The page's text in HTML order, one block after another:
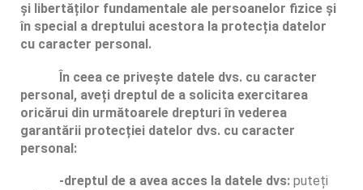
și libertăților fundamentale ale persoanelor fizice și
în special a dreptului acestora la protecția datelor
cu caracter personal.
În ceea ce privește datele dvs. cu caracter
personal, aveți dreptul de a solicita exercitarea
oricărui din următoarele drepturi în vederea
garantării protecției datelor dvs. cu caracter
personal:
-dreptul de a avea acces la datele dvs: puteți